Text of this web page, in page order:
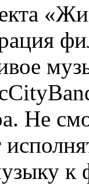
Не
к